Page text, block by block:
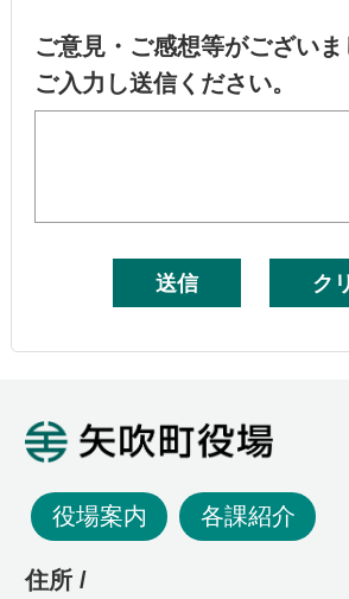
ご意見・ご感想等がござい
ご入力し送信ください。
役場案内 各課紹介
住所 /